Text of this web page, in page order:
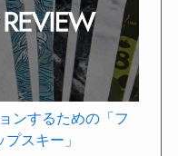
ンするための「フ
スキー」